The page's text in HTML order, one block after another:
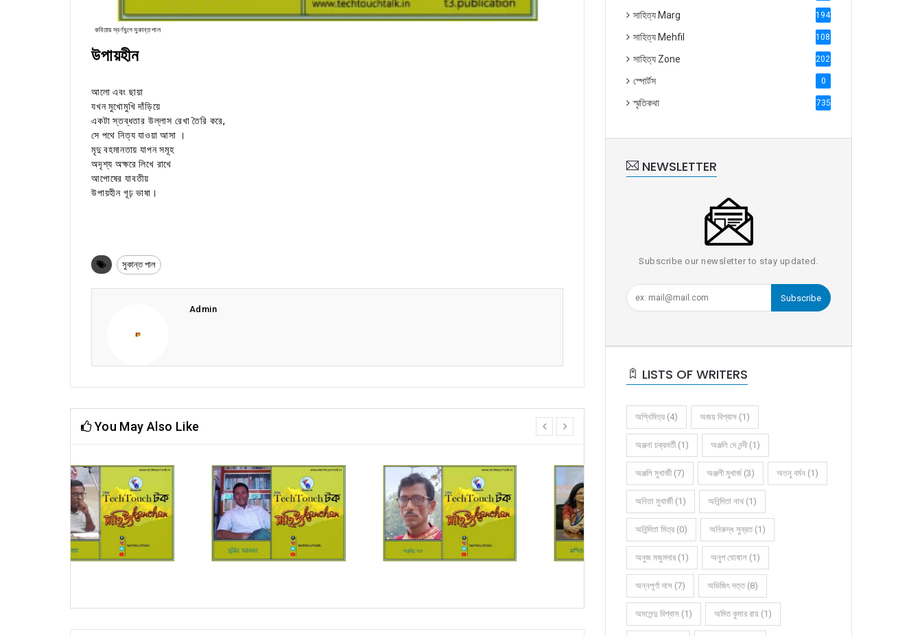
কবিতায় স্বর্ণযুগে সুকান্ত পাল
উপায়হীন
আলো এবং ছায়া
যখন মুখোমুখি দাঁড়িয়ে
একটা স্তব্ধতার উল্লাস রেখা তৈরি করে,
সে পথে নিত্য যাওয়া আসা ।
মৃদু বহমানতায় যাপন সমূহ
অদৃশ্য অক্ষরে লিখে রাখে
আপোষের যাবতীয়
উপায়হীন গূঢ় ভাষা।
সুকান্ত পাল
Admin
You May Also Like
কবিতার বলরুমে প্রদীপ সরকার (গুচ্ছ)
prev
সাহিত্য Marg 1947
সাহিত্য Mehfil 1088
সাহিত্য Zone 2028
স্পোর্টস 0
স্মৃতিকথা 735
NEWSLETTER
Subscribe our newsletter to stay updated.
Subscribe
LISTS OF WRITERS
অগ্নিমিত্র (4) অজয় বিশ্বাস (1)
অঞ্জনা চক্রবর্তী (1) অঞ্জলি দে নন্দী (1)
অঞ্জলি মুখার্জী (7) অঞ্জলী মুখার্জ (3) অতনু বর্মন (1)
অনিতা মুখার্জী (1) অনিন্দিতা নাথ (1)
অনিন্দিতা মিত্র (0) অনিরুদ্ধ সুব্রত (1)
অনুজ মজুমদার (1) অনুপ ঘোষাল (1)
অন্নপূর্ণা দাস (7) অভিজিৎ দত্ত (8)
অমলেন্দু বিশ্বাস (1) অমিত কুমার রায় (1)